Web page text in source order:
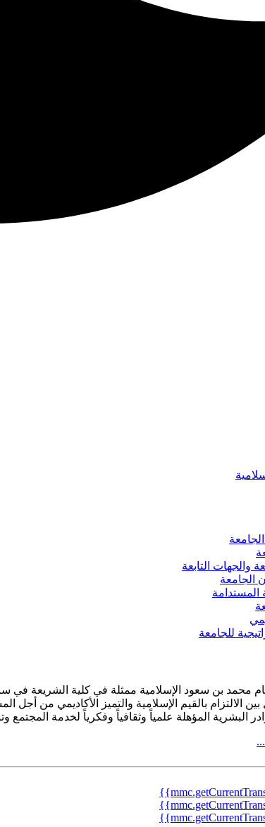
والجهات التابعة
الجامعة
المستدامة
للجامعة
الالتزام بالقيم الإسلامية والتميز الأكاديمي من
البشرية المؤهلة علمياً وثقافياً وفكرياً لخدمة